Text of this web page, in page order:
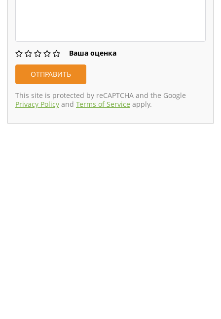
Ваша оценка
This site is protected by reCAPTCHA and the Google
Privacy Policy and Terms of Service apply.